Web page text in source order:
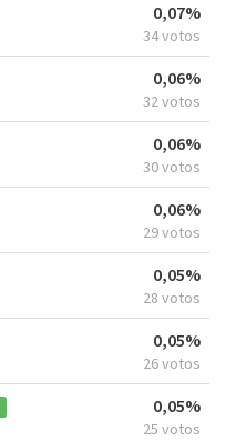
0,07%
34 votos
0,06%
32 votos
0,06%
30 votos
0,06%
29 votos
0,05%
28 votos
0,05%
26 votos
0,05%
25 votos